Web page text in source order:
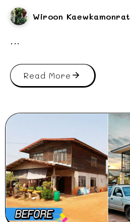
Wiroon Kaewkamonrat
...
Read More